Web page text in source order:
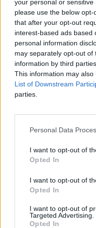
your personal or
please use the below
that after your opt-out
interest-based ads based
personal information
may separately opt-out
information by third
This information may
List of Downstream
parties.
Personal Data
I want to opt-out of
Opted In
I want to opt-out of
Opted In
I want to opt-out of
Targeted Advertising.
Opted In
Aleksandra Cieślik
Wczoraj 18:17
3 min
Reklama
Kraj